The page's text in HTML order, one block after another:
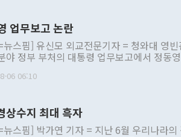
업무보고 논란
스핌] 유신모 외교전문기자 = 청와대 영빈
야 정부 부처의 대통령 업무보고에서 정동
에는 정부 내 조율을 거치지 않은 사안을 정
희망에 근거한 비현실적 구상'이라는 비판을
북 정책 관련 발언이 물의를 빚은 적은 여러
06 06:10
상수지 최대 흑자
스핌] 박가연 기자 = 지난 6월 우리나라의